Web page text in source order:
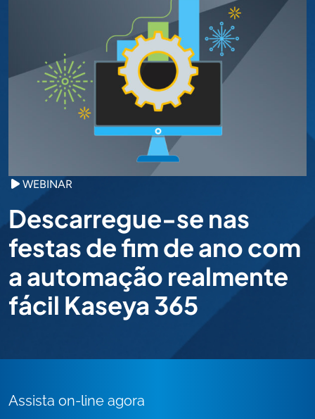
WEBINAR
Descarregue-se nas
festas de fim de ano com
a automação realmente
fácil Kaseya 365
Assista on-line agora